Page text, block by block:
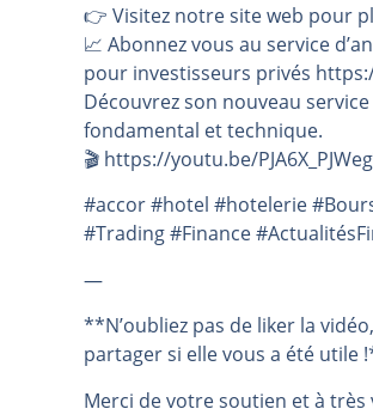
👉️ Visitez notre site web pour
📈 Abonnez vous au service
pour investisseurs privés
Découvrez son nouveau
fondamental et technique.
🎬️ https://youtu.be/
#accor #hotel #hotelerie
#Trading #Finance
—
**N’oubliez pas de liker la
partager si elle vous a été utile
Merci de votre soutien et à